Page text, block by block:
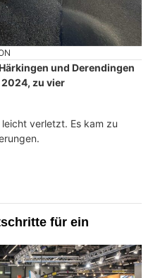
und Derendingen
2024, zu vier
verletzt. Es kam zu
für ein